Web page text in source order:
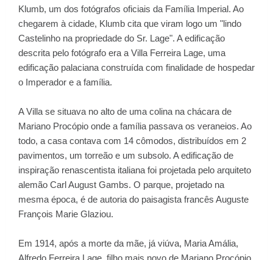
Klumb, um dos fotógrafos oficiais da Família Imperial. Ao
chegarem à cidade, Klumb cita que viram logo um "lindo
Castelinho na propriedade do Sr. Lage". A edificação
descrita pelo fotógrafo era a Villa Ferreira Lage, uma
edificação palaciana construída com finalidade de hospedar
o Imperador e a família.
A Villa se situava no alto de uma colina na chácara de
Mariano Procópio onde a família passava os veraneios. Ao
todo, a casa contava com 14 cômodos, distribuídos em 2
pavimentos, um torreão e um subsolo. A edificação de
inspiração renascentista italiana foi projetada pelo arquiteto
alemão Carl August Gambs. O parque, projetado na
mesma época, é de autoria do paisagista francês Auguste
François Marie Glaziou.
Em 1914, após a morte da mãe, já viúva, Maria Amália,
Alfredo Ferreira Lage, filho mais novo de Mariano Procópio,